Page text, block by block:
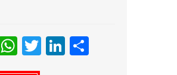
Facebook
WhatsApp
TwitterLinkedIn